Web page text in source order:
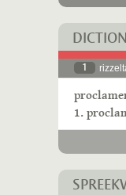
1
1.